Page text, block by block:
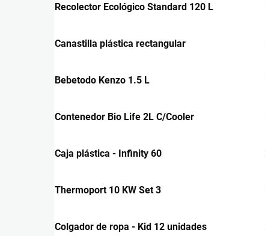
Recolector Ecológico Standard 120 L
Canastilla plástica rectangular
Bebetodo Kenzo 1.5 L
Contenedor Bio Life 2L C/Cooler
Caja plástica - Infinity 60
Thermoport 10 KW Set 3
Colgador de ropa - Kid 12 unidades